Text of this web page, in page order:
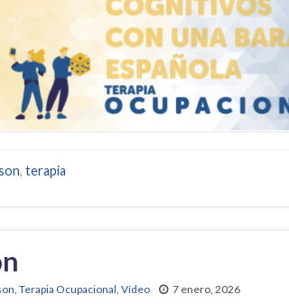
, terapia
Terapia Ocupacional Vídeo 7 enero, 2026